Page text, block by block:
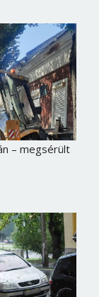
– megsérült